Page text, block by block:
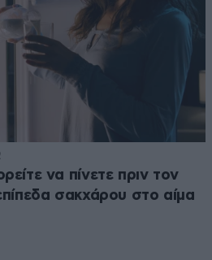
να πίνετε πριν τον
σακχάρου στο αίμα